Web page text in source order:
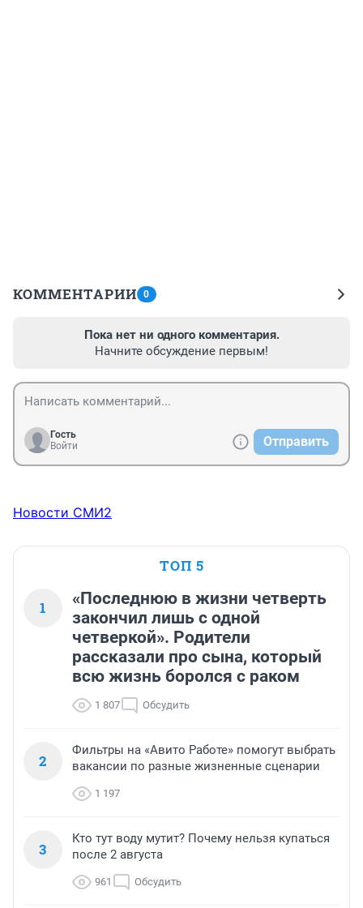
КОММЕНТАРИИ 0
Пока нет ни одного комментария.
Начните обсуждение первым!
Гость
Войти
Отправить
Новости СМИ2
ТОП 5
1
«Последнюю в жизни четверть
закончил лишь с одной
четверкой». Родители
рассказали про сына, который
всю жизнь боролся с раком
1 807 Обсудить
2
Фильтры на «Авито Работе» помогут выбрать
вакансии по разные жизненные сценарии
1 197
3
Кто тут воду мутит? Почему нельзя купаться
после 2 августа
961 Обсудить